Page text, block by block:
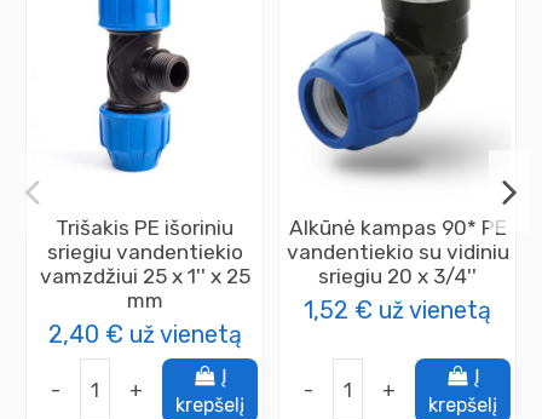
Trišakis PE išoriniu
sriegiu vandentiekio
vamzdžiui 25 x 1'' x 25
mm
2,40 € už vienetą
- +
Į
krepšelį
Alkūnė kampas 90* PE
vandentiekio su vidiniu
sriegiu 20 x 3/4''
1,52 € už vienetą
- +
Į
krepšelį